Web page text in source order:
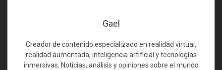
Gael
Creador de contenido especializado en realidad virtual,
realidad aumentada, inteligencia artificial y tecnologías
inmersivas. Noticias, análisis y opiniones sobre el mundo